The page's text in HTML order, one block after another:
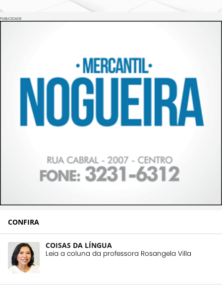
PUBLICIDADE
CONFIRA
COISAS DA LÍNGUA
Leia a coluna da professora Rosangela Villa